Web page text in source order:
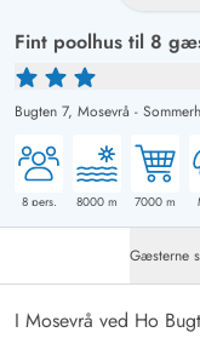
Fint poolhus til 8
Bugten 7, Mosevrå -
8pers. 8000 m 7000 m
Gæsterne
I Mosevrå ved Ho